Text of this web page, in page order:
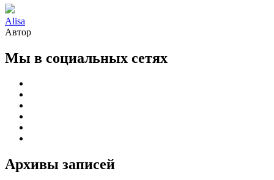
Alisa
Автор
Мы в социальных сетях
Архивы записей